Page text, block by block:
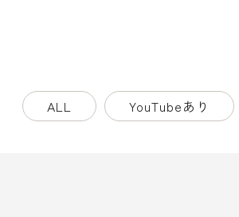
ALL YouTubeあり